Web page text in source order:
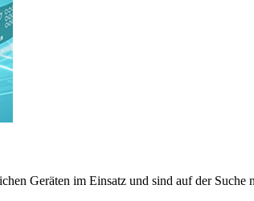
Geräten im Einsatz und sind auf der